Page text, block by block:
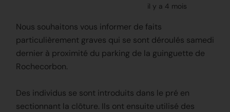
il y a 4 mois
Nous souhaitons vous informer de faits
particulièrement graves qui se sont déroulés samedi
dernier à proximité du parking de la guinguette de
Rochecorbon.
Des individus se sont introduits dans le pré en
sectionnant la clôture. Ils ont ensuite utilisé des